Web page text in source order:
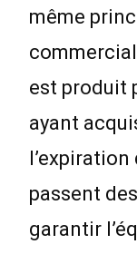
même
est produit
ayant
passent
garantir